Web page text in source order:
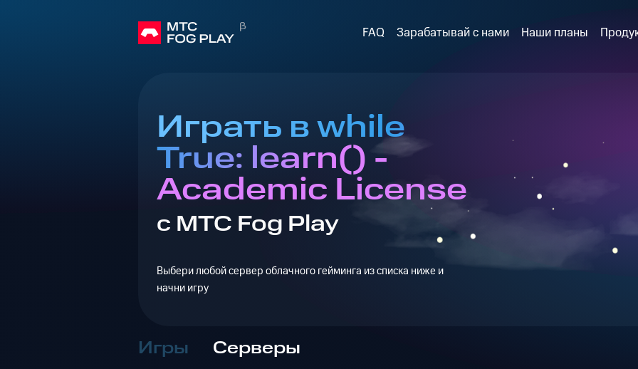
FAQ Зарабатывай с нами Наши планы
Играть в while
True: learn() -
Academic License
с МТС Fog Play
Выбери любой сервер облачного гейминга из списка ниже и
начни игру
Игры Серверы